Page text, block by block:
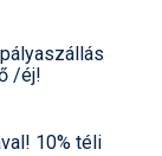
/éj!
10% téli